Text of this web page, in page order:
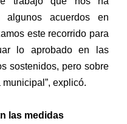
algunos acuerdos en
este recorrido para
lo aprobado en las
sostenidos, pero sobre
explicó.
las medidas